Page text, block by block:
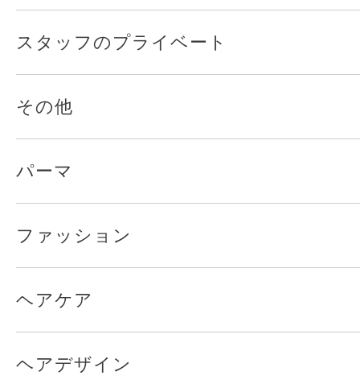
スタッフのプライベート
その他
パーマ
ファッション
ヘアケア
ヘアデザイン